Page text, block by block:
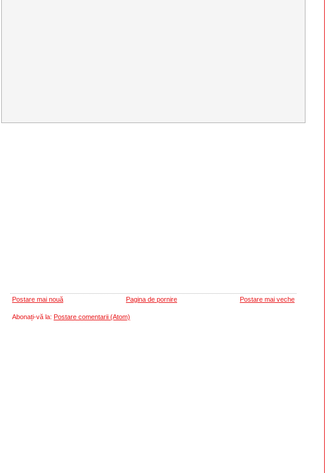
Postare mai nouă Postare mai veche
Pagina de pornire
Abonați-vă la: Postare comentarii (Atom)